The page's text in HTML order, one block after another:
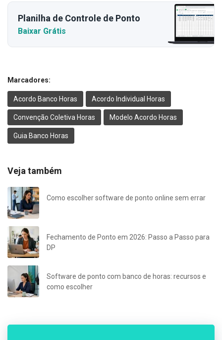
Planilha de Controle de Ponto
Baixar Grátis
Marcadores:
Acordo Banco Horas Acordo Individual Horas
Convenção Coletiva Horas Modelo Acordo Horas
Guia Banco Horas
Veja também
Como escolher software de ponto online sem errar
Fechamento de Ponto em 2026: Passo a Passo para
DP
Software de ponto com banco de horas: recursos e
como escolher